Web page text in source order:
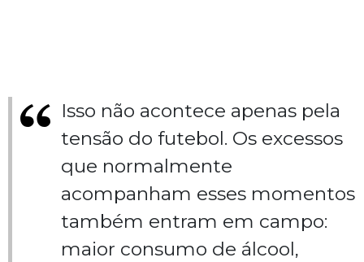
Isso não acontece apenas pela
tensão do futebol. Os excessos
que normalmente
acompanham esses momentos
também entram em campo:
maior consumo de álcool,